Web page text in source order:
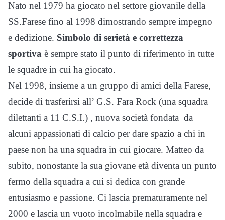
Nato nel 1979 ha giocato nel settore giovanile della
SS.Farese fino al 1998 dimostrando sempre impegno
e dedizione. Simbolo di serietà e correttezza
sportiva è sempre stato il punto di riferimento in tutte
le squadre in cui ha giocato.
Nel 1998, insieme a un gruppo di amici della Farese,
decide di trasferirsi all’ G.S. Fara Rock (una squadra
dilettanti a 11 C.S.I.) , nuova società fondata da
alcuni appassionati di calcio per dare spazio a chi in
paese non ha una squadra in cui giocare. Matteo da
subito, nonostante la sua giovane età diventa un punto
fermo della squadra a cui si dedica con grande
entusiasmo e passione. Ci lascia prematuramente nel
2000 e lascia un vuoto incolmabile nella squadra e